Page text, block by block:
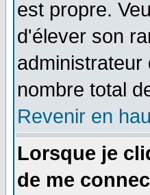
est propre.
d'élever son
administrateur
nombre total
Revenir en
Lorsque je
de me